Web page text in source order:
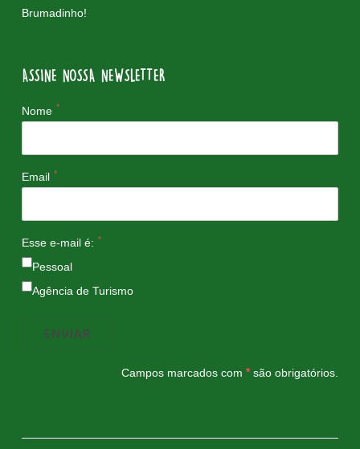
Brumadinho!
ASSINE NOSSA NEWSLETTER
Nome *
Email *
Esse e-mail é: *
Pessoal
Agência de Turismo
Campos marcados com* são obrigatórios.